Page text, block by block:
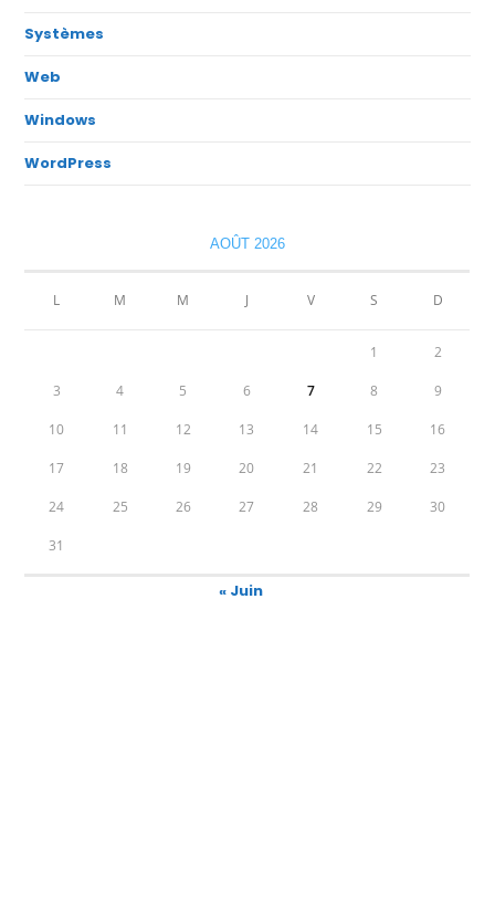
Systèmes
Web
Windows
WordPress
AOÛT 2026
L M M J V S D
1 2
3 4 5 6 7 8 9
10 11 12 13 14 15 16
17 18 19 20 21 22 23
24 25 26 27 28 29 30
31
« Juin